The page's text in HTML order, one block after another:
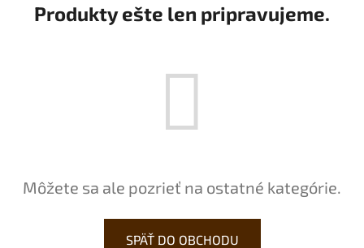
Produkty ešte len pripravujeme.
Môžete sa ale pozrieť na ostatné kategórie.
SPÄŤ DO OBCHODU